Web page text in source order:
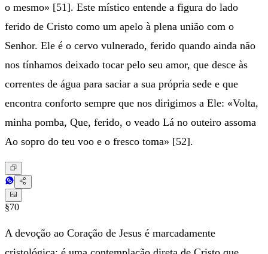
o mesmo» [51]. Este místico entende a figura do lado
ferido de Cristo como um apelo à plena união com o
Senhor. Ele é o cervo vulnerado, ferido quando ainda não
nos tínhamos deixado tocar pelo seu amor, que desce às
correntes de água para saciar a sua própria sede e que
encontra conforto sempre que nos dirigimos a Ele: «Volta,
minha pomba, Que, ferido, o veado Lá no outeiro assoma
Ao sopro do teu voo e o fresco toma» [52].
§70
A devoção ao Coração de Jesus é marcadamente